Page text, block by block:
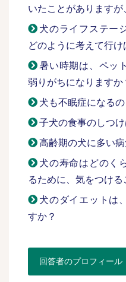
いたことがあります
犬のライフステー
どのように考えて行
暑い時期は、ペッ
弱りがちになりますか
犬も不眠症になるの
子犬の食事のしつ
高齢期の犬に多い病
犬の寿命はどのく
るために、気をつける
犬のダイエットは
すか？
回答者のプロフィール